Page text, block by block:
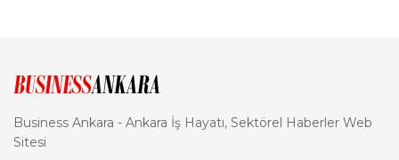
Business Ankara - Ankara İş Hayatı, Sektörel Haberler Web
Sitesi